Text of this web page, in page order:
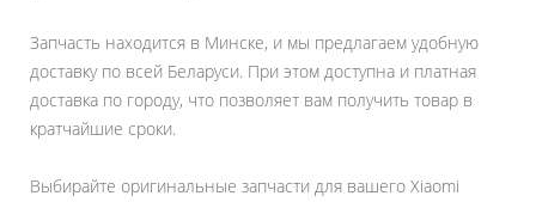
Запчасть находится в Минске, и мы предлагаем удобную
доставку по всей Беларуси. При этом доступна и платная
доставка по городу, что позволяет вам получить товар в
кратчайшие сроки.
Выбирайте оригинальные запчасти для вашего Xiaomi